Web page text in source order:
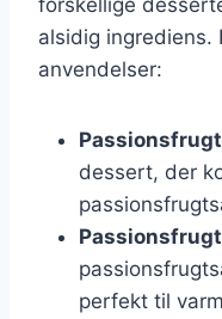
alsidig
anvendelser:
dessert, der
perfekt til